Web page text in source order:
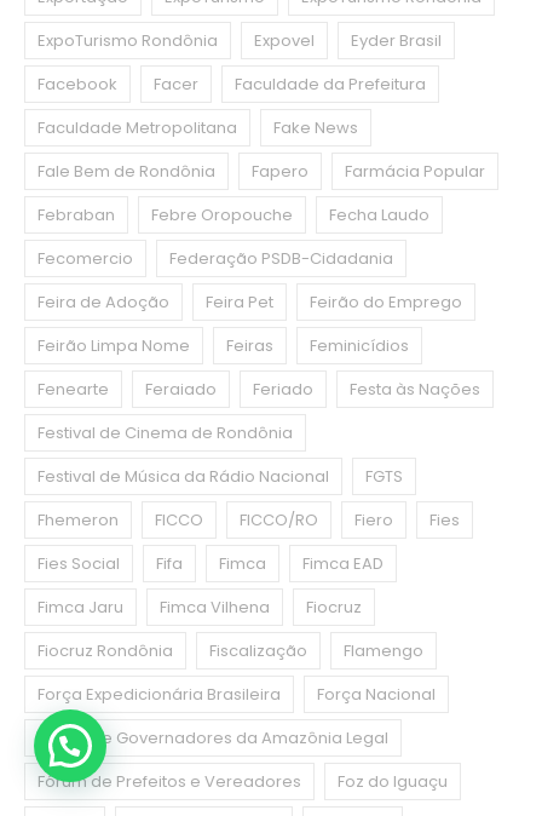
ExpoTurismo Rondônia
Expovel
Eyder Brasil
Facebook
Facer
Faculdade da Prefeitura
Faculdade Metropolitana
Fake News
Fale Bem de Rondônia
Fapero
Farmácia Popular
Febraban
Febre Oropouche
Fecha Laudo
Fecomercio
Federação PSDB-Cidadania
Feira de Adoção
Feira Pet
Feirão do Emprego
Feirão Limpa Nome
Feiras
Feminicídios
Fenearte
Feraiado Feriado
Festa às Nações
Festival de Cinema de Rondônia
Festival de Música da Rádio Nacional
FGTS
Fhemeron
FICCO FICCO/RO Fiero
Fies
Fies Social
Fifa Fimca
Fimca EAD
Fimca Jaru
Fimca Vilhena
Fiocruz
Fiocruz Rondônia
Fiscalização
Flamengo
Força Expedicionária Brasileira
Força Nacional
Fórum de Governadores da Amazônia Legal
Fórum de Prefeitos e Vereadores
Foz do Iguaçu